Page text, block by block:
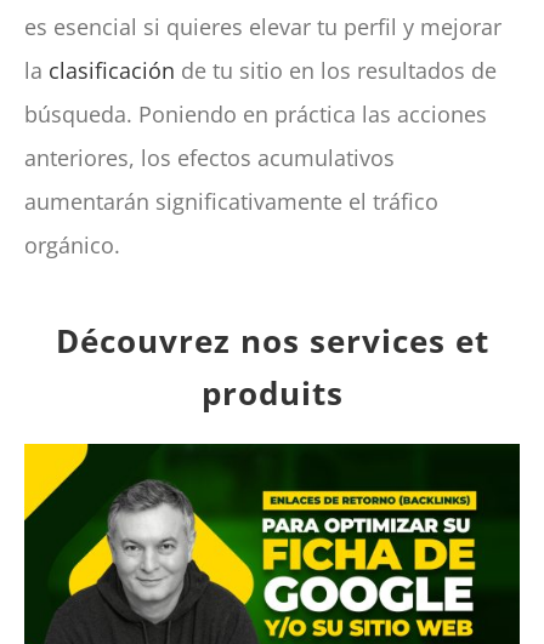
es esencial si quieres elevar tu perfil y mejorar
la clasificación de tu sitio en los resultados de
búsqueda. Poniendo en práctica las acciones
anteriores, los efectos acumulativos
aumentarán significativamente el tráfico
orgánico.
Découvrez nos services et
produits